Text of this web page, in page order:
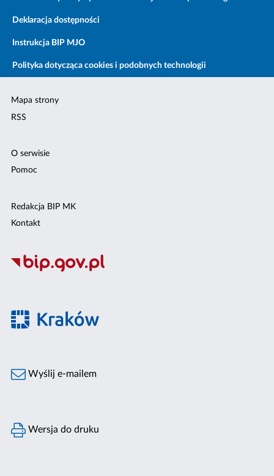
Deklaracja dostępności
Instrukcja BIP MJO
Polityka dotycząca cookies i podobnych technologii
Mapa strony
RSS
O serwisie
Pomoc
Redakcja BIP MK
Kontakt
Wyślij e-mailem
Wersja do druku